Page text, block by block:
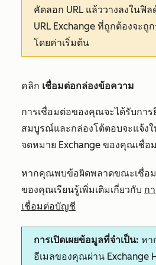
คัดลอก URL แล้ววางลงในฟิล
URL Exchange ที่ถูกต้องจะถู
โดยค่าเริ่มต้น
คลิก เชื่อมต่อกล่องข้อความ
การเชื่อมต่อของคุณจะได้รับการ
สมบูรณ์และกล่องโต้ตอบจะแจ้ง
จดหมาย Exchange ของคุณเชื่อ
หากคุณพบข้อผิดพลาดขณะเชื่อ
ของคุณเรียนรู้เพิ่มเติมเกี่ยวกับ ก
เชื่อมต่อบัญชี
การเปิดเผยข้อมูลที่จำเป็น: หา
อีเมลของคุณผ่าน Exchange